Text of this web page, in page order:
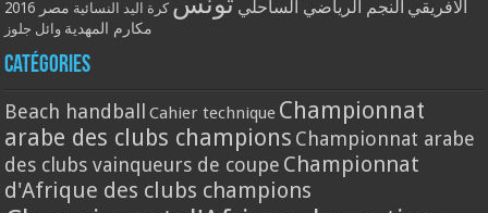
الافريقي النجم الرياضي الساحلي كرة اليد النسائية مصر 2016
مكارم المهدية وائل جلوز
Catégories
Beach handball Cahier technique Championnat
arabe des clubs champions Championnat arabe
des clubs vainqueurs de coupe Championnat
d'Afrique des clubs champions